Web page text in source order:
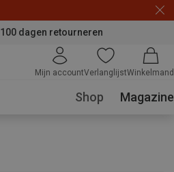
100 dagen retourneren
Mijn accountVerlanglijstWinkelmand
Shop Magazine